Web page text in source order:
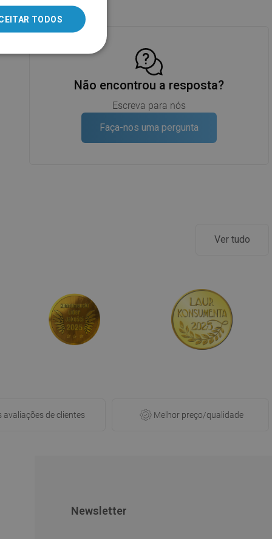
Não encontrou a resposta?
Escreva para nós
Faça-nos uma pergunta
Ver tudo
avaliações de clientes Melhor preço/qualidade
Newsletter
ROMANIAN
FRENCH
BULGARIAN
CROATIAN
GREEK
SLOVENIAN
TODOS